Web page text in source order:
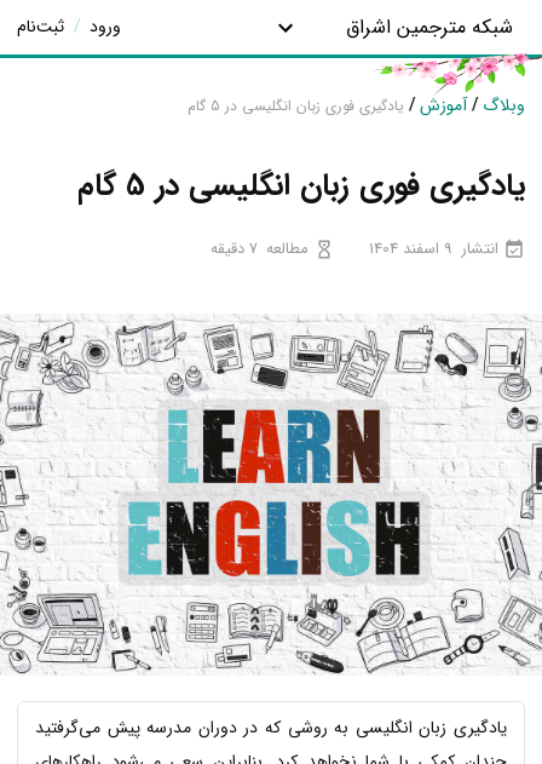
شبکه مترجمین اشراق ورود / ثبت‌نام
وبلاگ /آموزش/ یادگیری فوری زبان انگلیسی در 5 گام
یادگیری فوری زبان انگلیسی در 5 گام
انتشار 9 اسفند 1404 مطالعه 7 دقیقه
یادگیری زبان انگلیسی به روشی که در دوران مدرسه پیش می‌گرفتید